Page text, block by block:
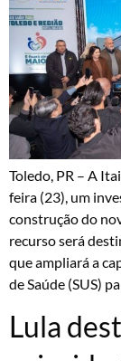
Toledo, PR – A
feira (23), um
construção do
recurso será
que ampliará a
de Saúde (SUS)
Lula